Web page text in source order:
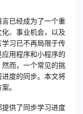
已经成为了一个重
、事业机会，以及
习已不再局限于传
用程序和小程序的
而，一个常见的挑
度的同步。本文将
。
供了同步学习进度